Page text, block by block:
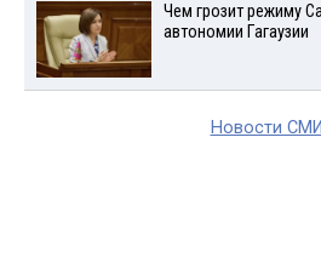
Чем грозит режиму
автономии Гагаузии
Новости